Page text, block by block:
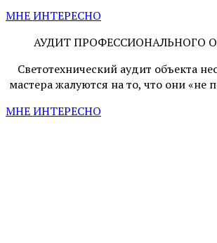
МНЕ ИНТЕРЕСНО
АУДИТ ПРОФЕССИОНАЛЬНОГО
Светотехнический аудит объекта
мастера жалуются на то, что они «не
МНЕ ИНТЕРЕСНО